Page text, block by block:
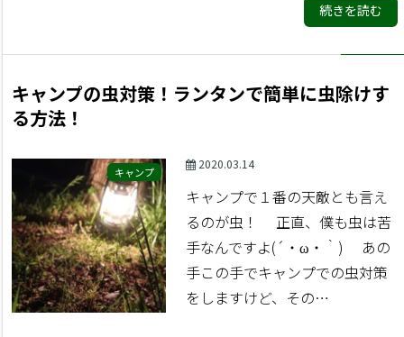
続きを読む
キャンプの虫対策！ランタンで簡単に虫除けす
る方法！
キャンプ
2020.03.14
キャンプで１番の天敵とも言え
るのが虫！ 正直、僕も虫は苦
手なんですよ(´・ω・｀) あの
手この手でキャンプでの虫対策
をしますけど、その…